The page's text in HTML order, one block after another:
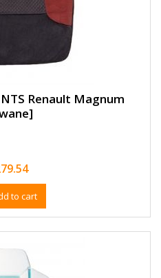
Renault Magnum
to cart